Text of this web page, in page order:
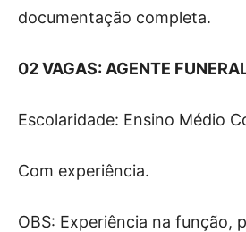
documentação completa.
02 VAGAS: AGENTE
Escolaridade: Ensino Médio
Com experiência.
OBS: Experiência na função,